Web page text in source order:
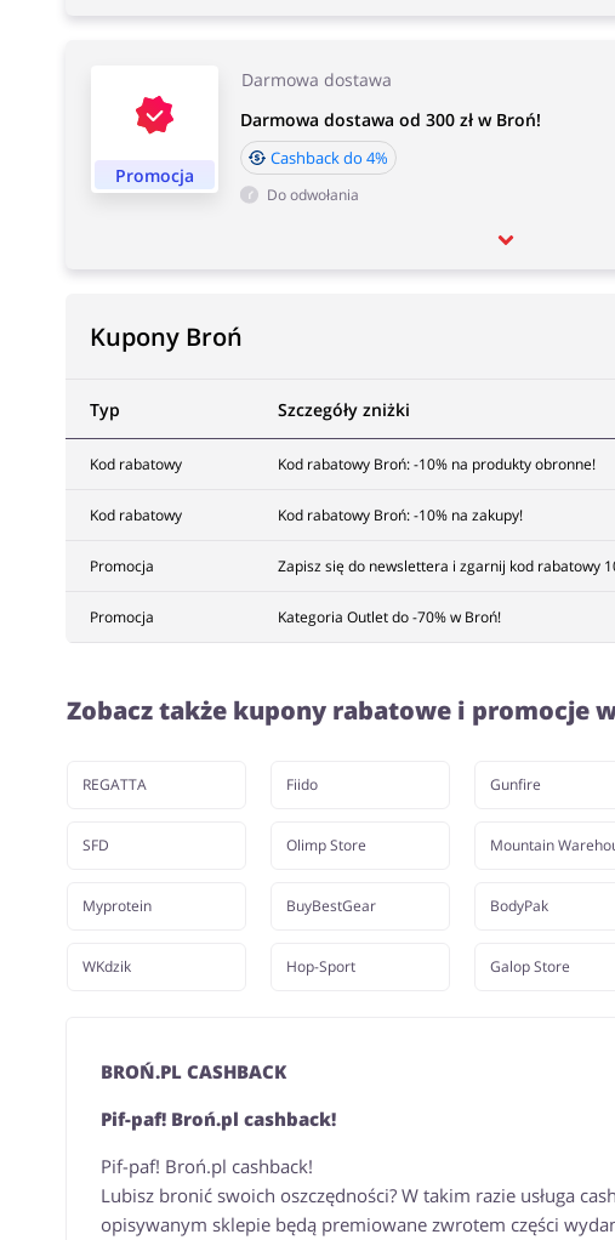
Promocja
Darmowa dostawa
Darmowa dostawa od 300 zł w Broń!
Cashback do 4%
Do odwołania
Kupony Broń
Typ Szczegóły zniżki
Kod rabatowy Kod rabatowy Broń: -10% na produkty obronne!
Kod rabatowy Kod rabatowy Broń: -10% na zakupy!
Promocja Zapisz się do newslettera i zgarnij kod rabatowy
Promocja Kategoria Outlet do -70% w Broń!
Zobacz także kupony rabatowe i promocje
REGATTA
SFD
Myprotein
WKdzik
Fiido
Olimp Store
BuyBestGear
Hop-Sport
Gunfire
Mountain
BodyPak
Galop Store
BROŃ.PL CASHBACK
Pif-paf! Broń.pl cashback!
Pif-paf! Broń.pl cashback!
Lubisz bronić swoich oszczędności? W takim razie usługa
opisywanym sklepie będą premiowane zwrotem części